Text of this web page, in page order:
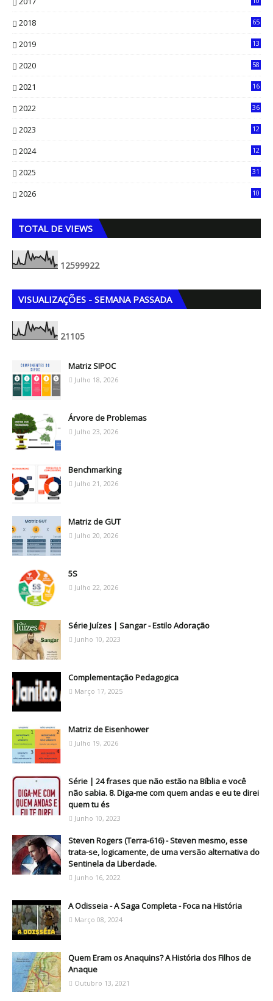
2018 65
2019
13
2020
58
2021
16
2022
36
2023
12
2024
12
2025
31
2026
10
TOTAL DE VIEWS
12599922
VISUALIZAÇÕES - SEMANA PASSADA
21105
Matriz SIPOC
Julho 18, 2026
Árvore de Problemas
Julho 23, 2026
Benchmarking
Julho 21, 2026
Matriz de GUT
Julho 20, 2026
5S
Julho 22, 2026
Série Juízes | Sangar - Estilo Adoração
Junho 10, 2023
Complementação Pedagogica
Março 17, 2025
Matriz de Eisenhower
Julho 19, 2026
Série | 24 frases que não estão na Bíblia e você
não sabia. 8. Diga-me com quem andas e eu te direi
quem tu és
Junho 10, 2023
Steven Rogers (Terra-616) - Steven mesmo, esse
trata-se, logicamente, de uma versão alternativa do
Sentinela da Liberdade.
Junho 16, 2022
A Odisseia - A Saga Completa - Foca na História
Março 08, 2024
Quem Eram os Anaquins? A História dos Filhos de
Anaque
Outubro 13, 2021